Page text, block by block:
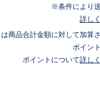
条件により
詳し
商品合計金額に対して加算
ポイン
ポイントについて詳し